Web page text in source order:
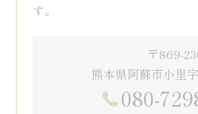
す。
〒869-
熊本県阿蘇市小里
080-